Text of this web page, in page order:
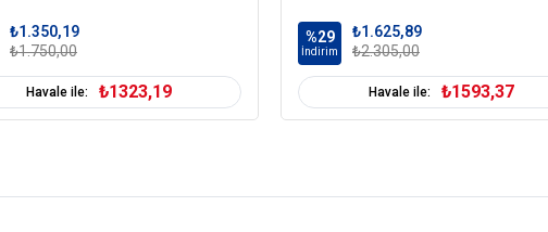
₺1.350,19
₺1.750,00
Havale ile: ₺1323,19
%29
İndirim
₺1.625,89
₺2.305,00
Havale ile: ₺1593,37